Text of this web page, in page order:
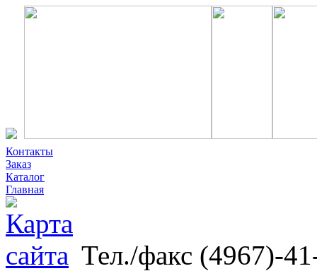
Контакты
Заказ
Каталог
Главная
Тел./факс (4967)-